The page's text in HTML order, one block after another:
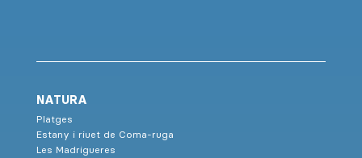
NATURA
Platges
Estany i riuet de Coma-ruga
Les Madrigueres